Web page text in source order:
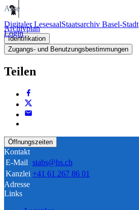
Digitaler LesesaalStaatsarchiv Basel-Stadt
Login
Akte
Archivplan
Identifikation
Zugangs- und Benutzungsbestimmungen
Teilen
Öffnungszeiten
Kontakt
E-Mail stabs@bs.ch
Kanzlei +41 61 267 86 01
Adresse
Links